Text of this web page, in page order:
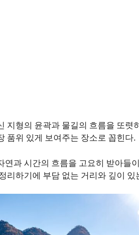
지형의 윤곽과 물길의 흐름을 또렷
품위 있게 보여주는 장소로 꼽힌다.
연과 시간의 흐름을 고요히 받아들
리하기에 부담 없는 거리와 깊이